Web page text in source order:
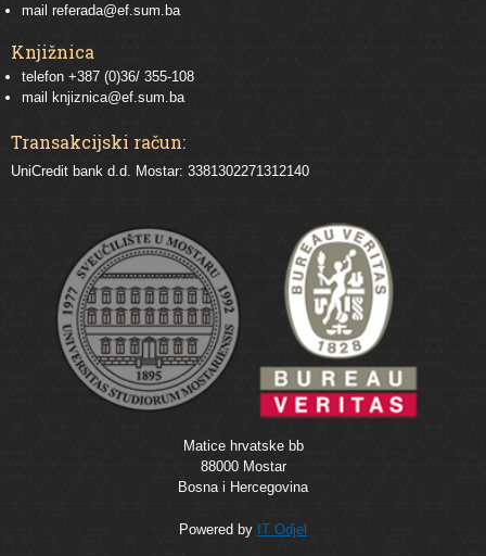
mail referada@ef.sum.ba
Knjižnica
telefon +387 (0)36/ 355-108
mail knjiznica@ef.sum.ba
Transakcijski račun:
UniCredit bank d.d. Mostar: 3381302271312140
Matice hrvatske bb
88000 Mostar
Bosna i Hercegovina
Powered by IT Odjel